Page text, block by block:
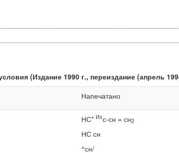
(Издание 1990 г., пере­издание (апрель
Напечатано
НС* Ихс-сн = сн2
НС сн
^сн/